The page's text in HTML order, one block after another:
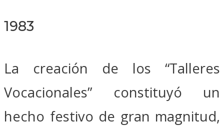
1983
La creación de los “Talleres
Vocacionales” constituyó un
hecho festivo de gran magnitud,